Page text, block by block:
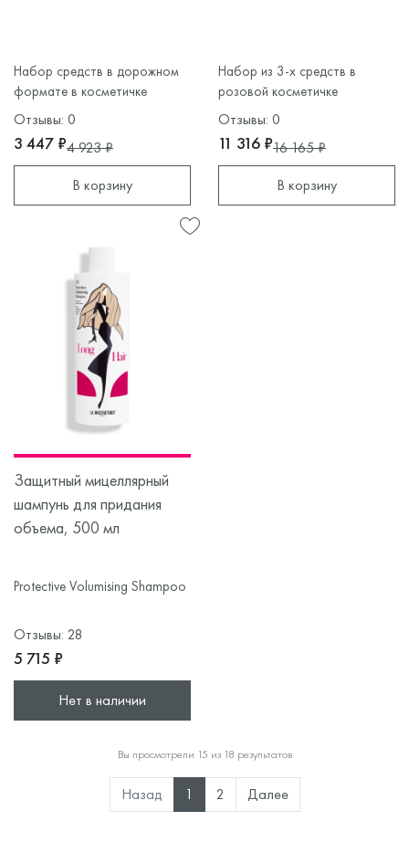
Набор средств в дорожном
формате в косметичке
Отзывы: 0
3 447 ₽4 923 ₽
В корзину
Набор из 3-х средств в
розовой косметичке
Отзывы: 0
11 316 ₽16 165 ₽
В корзину
Защитный мицеллярный
шампунь для придания
объема, 500 мл
Protective Volumising Shampoo
Отзывы: 28
5 715 ₽
Нет в наличии
Вы просмотрели 15 из 18 результатов
Назад 1 2 Далее